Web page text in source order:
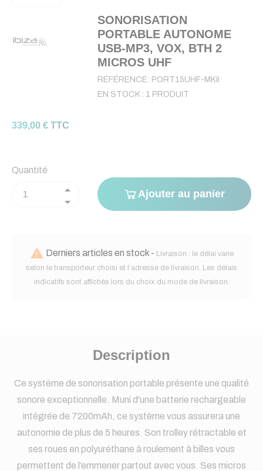
SONORISATION
PORTABLE AUTONOME
USB-MP3, VOX, BTH 2
MICROS UHF
RÉFÉRENCE: PORT15UHF-MKII
EN STOCK : 1 PRODUIT
339,00 € TTC
Quantité
Ajouter au panier
 Derniers articles en stock - Livraison : le délai varie
selon le transporteur choisi et l’adresse de livraison. Les délais
indicatifs sont affichés lors du choix du mode de livraison.
Description
Ce système de sonorisation portable présente une qualité
sonore exceptionnelle. Muni d'une batterie rechargeable
intégrée de 7200mAh, ce système vous assurera une
autonomie de plus de 5 heures. Son trolley rétractable et
ses roues en polyuréthane à roulement à billes vous
permettent de l’emmener partout avec vous. Ses micros